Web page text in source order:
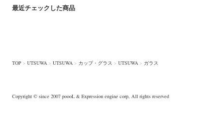
最近チェックした商品
TOP > UTSUWA > UTSUWA > カップ・グラス > UTSUWA > ガラス
Copyright © since 2007 poooL & Expression engine corp, All rights reserved